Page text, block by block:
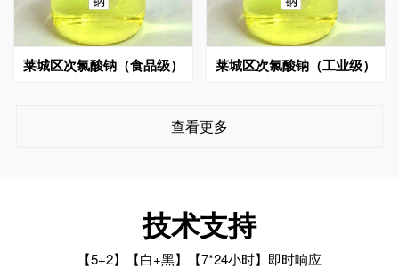
莱城区次氯酸钠（食品级） 莱城区次氯酸钠（工业级）
查看更多
技术支持
【5+2】【白+黑】【7*24小时】即时响应